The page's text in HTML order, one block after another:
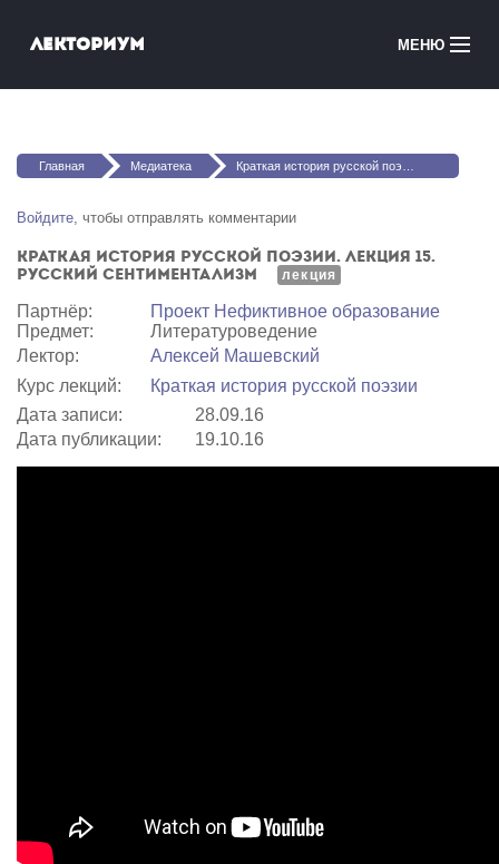
Лекториум МЕНЮ
Медиатека
Courses in English
Войти
Вы здесь
Главная Медиатека Краткая история русской поэзии. Лекция 15. Русский сентиментализм
Войдите, чтобы отправлять комментарии
Краткая история русской поэзии. Лекция 15.
Русский сентиментализм
лекция
Партнёр:
Проект Нефиктивное образование
Предмет:
Литературоведение
Лектор:
Алексей Машевский
Курс лекций:
Краткая история русской поэзии
Дата записи:
28.09.16
Дата публикации:
19.10.16